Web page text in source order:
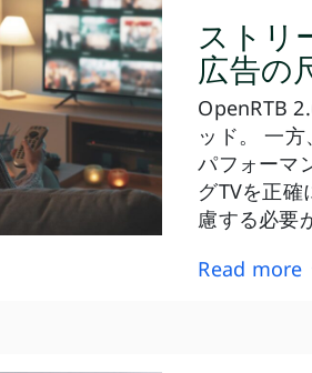
ストリ
広告の
OpenRTB
ッド。 一
パフォーマ
グTVを正
慮する必要
Read more